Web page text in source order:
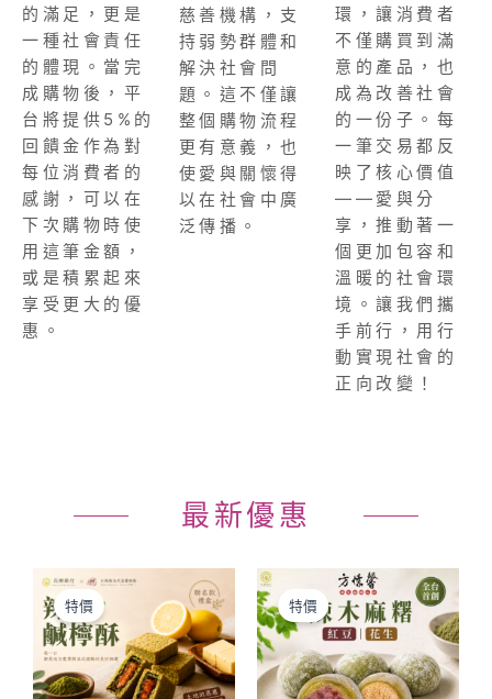
的滿足，更是
一種社會責任
的體現。當完
成購物後，平
台將提供5%的
回饋金作為對
每位消費者的
感謝，可以在
下次購物時使
用這筆金額，
或是積累起來
享受更大的優
惠。
慈善機構，支
持弱勢群體和
解決社會問
題。這不僅讓
整個購物流程
更有意義，也
使愛與關懷得
以在社會中廣
泛傳播。
環，讓消費者
不僅購買到滿
意的產品，也
成為改善社會
的一份子。每
一筆交易都反
映了核心價值
——愛與分
享，推動著一
個更加包容和
溫暖的社會環
境。讓我們攜
手前行，用行
動實現社會的
正向改變！
最新優惠
特價
範
圍：
NT$130
到
NT$899
此
產
品
有
多
特價
原
始
價
格：
NT$3,600。
目
前
價
格：
NT$3,360